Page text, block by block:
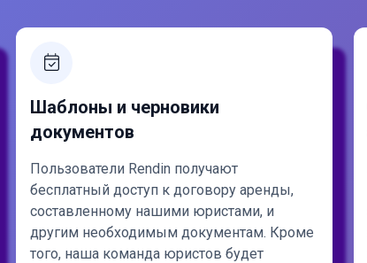
Шаблоны и черновики
документов
Пользователи Rendin получают
бесплатный доступ к договору аренды,
составленному нашими юристами, и
другим необходимым документам. Кроме
того, наша команда юристов будет